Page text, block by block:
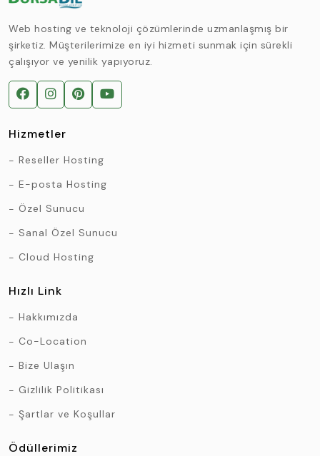
Web hosting ve teknoloji çözümlerinde uzmanlaşmış bir
şirketiz. Müşterilerimize en iyi hizmeti sunmak için sürekli
çalışıyor ve yenilik yapıyoruz.
Hizmetler
Reseller Hosting
E-posta Hosting
Özel Sunucu
Sanal Özel Sunucu
Cloud Hosting
Hızlı Link
Hakkımızda
Co-Location
Bize Ulaşın
Gizlilik Politikası
Şartlar ve Koşullar
Ödüllerimiz